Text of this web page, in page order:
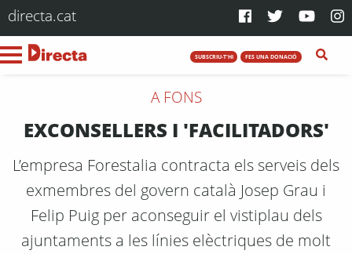
directa.cat
SUBSCRIU-T'HI FES UNA DONACIÓ
A FONS
EXCONSELLERS I 'FACILITADORS'
L’empresa Forestalia contracta els serveis dels
exmembres del govern català Josep Grau i
Felip Puig per aconseguir el vistiplau dels
ajuntaments a les línies elèctriques de molt